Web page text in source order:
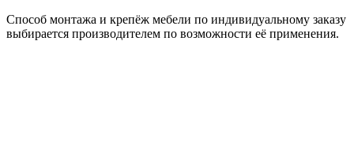
Способ монтажа и крепёж мебели по индивидуальному заказу
выбирается производителем по возможности её применения.